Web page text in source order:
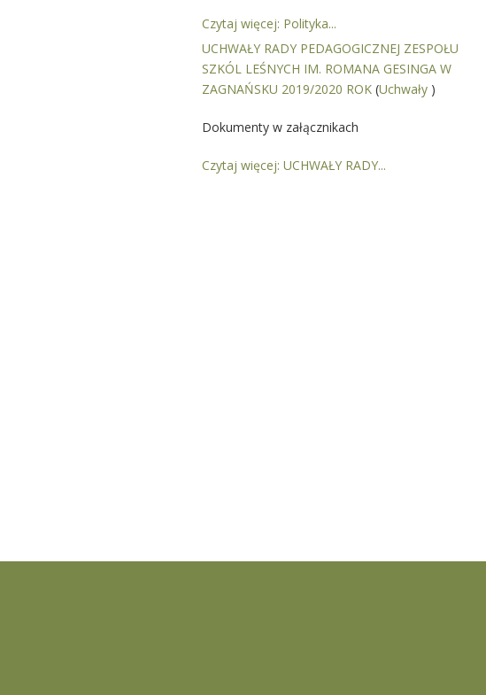
Czytaj więcej: Polityka...
UCHWAŁY RADY PEDAGOGICZNEJ ZESPOŁU
SZKÓL LEŚNYCH IM. ROMANA GESINGA W
ZAGNAŃSKU 2019/2020 ROK (Uchwały )
Dokumenty w załącznikach
Czytaj więcej: UCHWAŁY RADY...